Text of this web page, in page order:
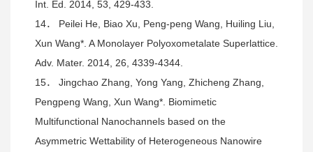
Int. Ed. 2014, 53, 429-433.
14． Peilei He, Biao Xu, Peng-peng Wang, Huiling Liu,
Xun Wang*. A Monolayer Polyoxometalate Superlattice.
Adv. Mater. 2014, 26, 4339-4344.
15． Jingchao Zhang, Yong Yang, Zhicheng Zhang,
Pengpeng Wang, Xun Wang*. Biomimetic
Multifunctional Nanochannels based on the
Asymmetric Wettability of Heterogeneous Nanowire